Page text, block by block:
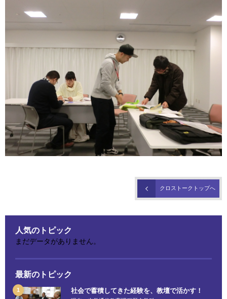
クロストークトップへ
人気のトピック
まだデータがありません。
最新のトピック
社会で蓄積してきた経験を、教壇で活かす！